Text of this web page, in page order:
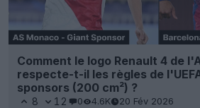
Comment le logo Renault 4 de
respecte-t-il les règles de
sponsors (200 cm²) ?
8 12 0 4.6K 20 Fév 2026